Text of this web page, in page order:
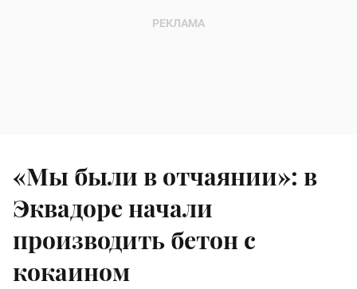
«Мы были в отчаянии»: в
Эквадоре начали
производить бетон с
кокаином